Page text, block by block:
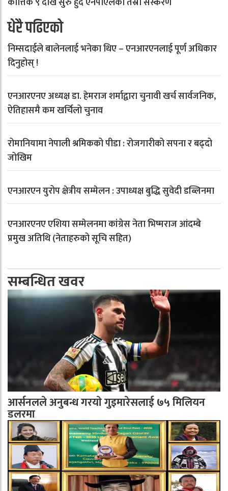
धेरै पढिएको
निम्सदाईले बालेनलाई भनेका थिए – एनआरएनलाई पूर्ण अधिकार
दिनुहोस् !
एनआरएनए अध्यक्ष डा. हेमराज शर्माद्वारा चुनावी खर्च सार्वजनिक,
ऐतिहासमै कम खर्चिलो चुनाव
रोमानियामा नेपाली श्रमिकको पीडा : रोजगारीको सपना र बढ्दो
जोखिम
एनआरएन युरोप क्षेत्रीय सम्मेलन : उपाध्यक्ष बुद्धि सुवेदी डब्लिनमा
एनआरएनए एशिया सम्मेलनमा कांग्रेस नेता भिष्मराज आंदम्बे
प्रमुख अतिथि (नेताहरुको सूचि सहित)
सम्बन्धित खवर
आर्सनलले अनुबन्ध गरयाे गुइमारेसलाई ७५ मिलियन
डलरमा